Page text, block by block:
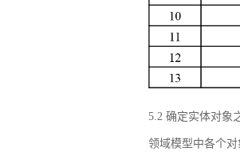
5.2 确定实体对象
领域模型中各个